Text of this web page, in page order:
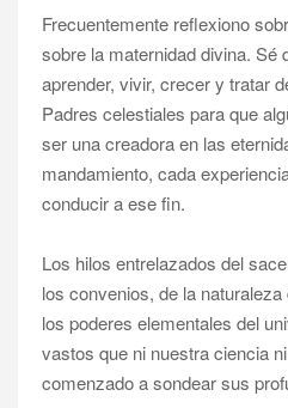
Frecuentemente reflexiono
sobre la maternidad divina. Sé
aprender, vivir, crecer y tratar
Padres celestiales para que
ser una creadora en las
mandamiento, cada
conducir a ese fin.
Los hilos entrelazados del
los convenios, de la
los poderes elementales del
vastos que ni nuestra ciencia
comenzado a sondear sus